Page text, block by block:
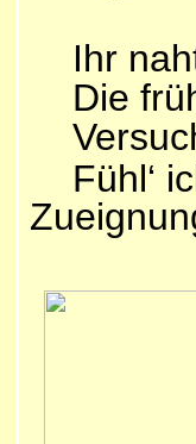
Ihr naht
Die
Fühl‘